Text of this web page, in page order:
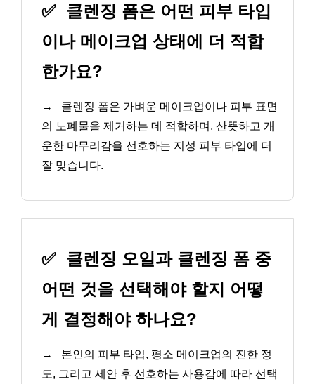
✅ 클렌징 폼은 어떤 피부 타입
이나 메이크업 상태에 더 적합
한가요?
→
클렌징 폼은 가벼운 메이크업이나 피부 표면
의 노폐물을 제거하는 데 적합하며, 산뜻하고 개
운한 마무리감을 선호하는 지성 피부 타입에 더
잘 맞습니다.
✅ 클렌징 오일과 클렌징 폼 중
어떤 것을 선택해야 할지 어떻
게 결정해야 하나요?
→
본인의 피부 타입, 평소 메이크업의 진한 정
도, 그리고 세안 후 선호하는 사용감에 따라 선택